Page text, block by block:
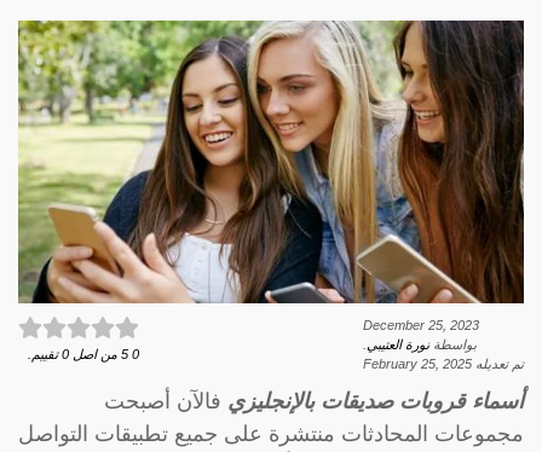
December 25, 2023
بواسطةنورة العتيبي
تم تعديله February 25, 2025
0
5 من اصل 0 تقييم.
أسماء قروبات صديقات بالإنجليزي فالآن أصبحت
مجموعات المحادثات منتشرة على جميع تطبيقات التواصل